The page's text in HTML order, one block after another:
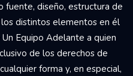
fuente, diseño, estructura de
distintos elementos en él
Equipo Adelante a quien
de los derechos de
forma y, en especial,